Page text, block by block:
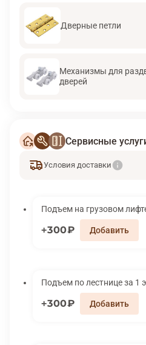
Дверные петли
Механизмы для
дверей
Сервисные
Условия доставки
300₽
Подъем по
300₽